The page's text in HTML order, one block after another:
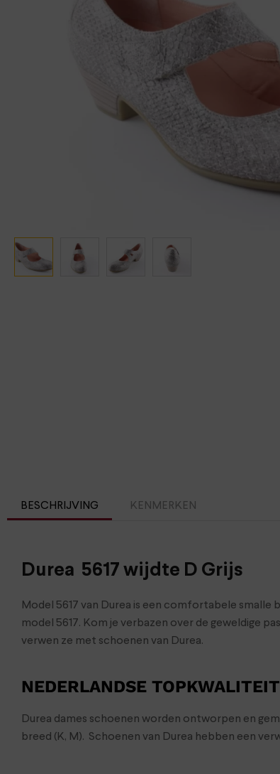
Pantoffels
Verbandschoenen (externe website)
Lowa
BESCHRIJVING KENMERKEN
Durea 5617 wijdte D Grijs
Model 5617 van Durea is een comfortabele smalle
model 5617. Kom je verbazen over de geweldige
verwen ze met schoenen van Durea.
NEDERLANDSE TOPKWALITEIT
Durea dames schoenen worden ontworpen en
breed (K, M). Schoenen van Durea hebben een